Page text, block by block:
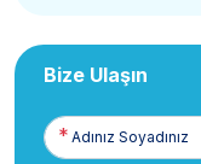
Bize Ulaşın
Adınız
Soyadınız